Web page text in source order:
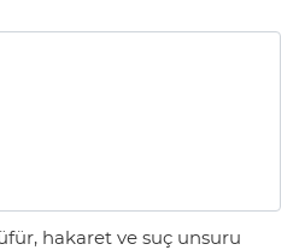
hakaret ve suç unsuru